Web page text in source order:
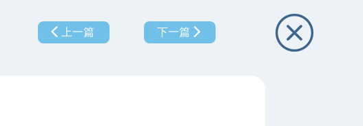
上一篇 下一篇